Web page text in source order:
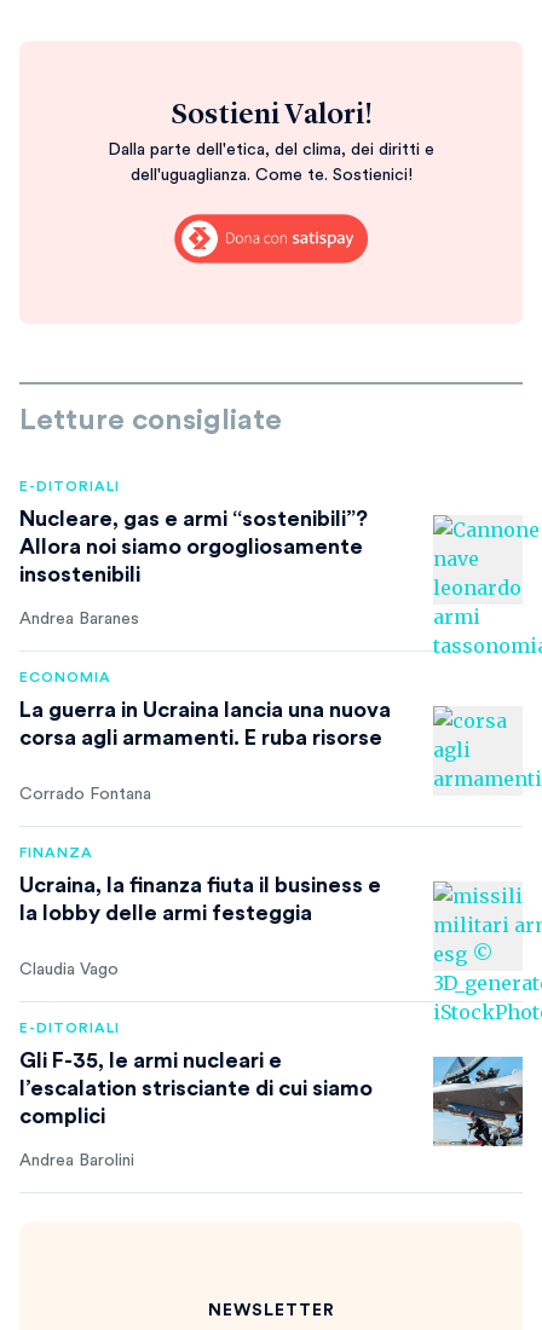
Sostieni Valori!
Dalla parte dell'etica, del clima, dei diritti e
dell'uguaglianza. Come te. Sostienici!
Letture consigliate
E-DITORIALI
Nucleare, gas e armi “sostenibili”?
Allora noi siamo orgogliosamente
insostenibili
Andrea Baranes
ECONOMIA
La guerra in Ucraina lancia una nuova
corsa agli armamenti. E ruba risorse
Corrado Fontana
FINANZA
Ucraina, la finanza fiuta il business e
la lobby delle armi festeggia
Claudia Vago
E-DITORIALI
Gli F-35, le armi nucleari e
l’escalation strisciante di cui siamo
complici
Andrea Barolini
NEWSLETTER